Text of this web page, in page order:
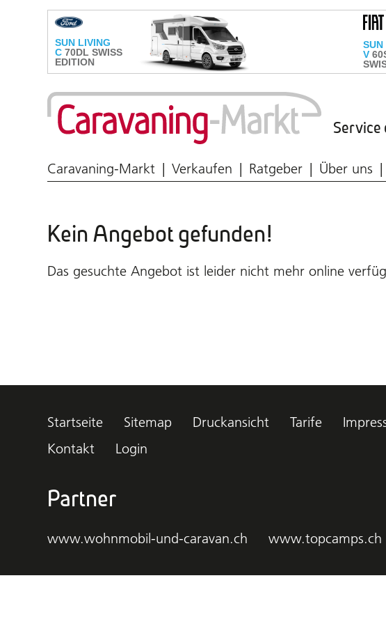
Service
Caravaning-Markt Verkaufen Ratgeber Über uns
Kein Angebot gefunden!
Das gesuchte Angebot ist leider nicht mehr online
Startseite Sitemap Druckansicht Tarife
Kontakt
Login
Partner
www.wohnmobil-und-caravan.ch www.topcamps.ch